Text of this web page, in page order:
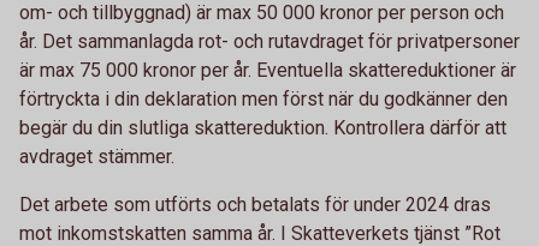
om- och tillbyggnad) är max 50 000 kronor per person och
år. Det sammanlagda rot- och rutavdraget för privatpersoner
är max 75 000 kronor per år. Eventuella skattereduktioner är
förtryckta i din deklaration men först när du godkänner den
begär du din slutliga skattereduktion. Kontrollera därför att
avdraget stämmer.
Det arbete som utförts och betalats för under 2024 dras
mot inkomstskatten samma år. I Skatteverkets tjänst ”Rot